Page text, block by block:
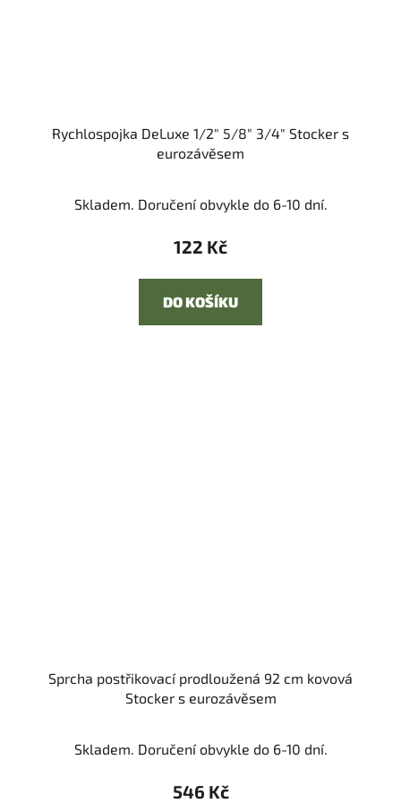
Rychlospojka DeLuxe 1/2" 5/8" 3/4" Stocker s
eurozávěsem
Skladem. Doručení obvykle do 6-10 dní.
122 Kč
DO KOŠÍKU
Sprcha postřikovací prodloužená 92 cm kovová
Stocker s eurozávěsem
Skladem. Doručení obvykle do 6-10 dní.
546 Kč